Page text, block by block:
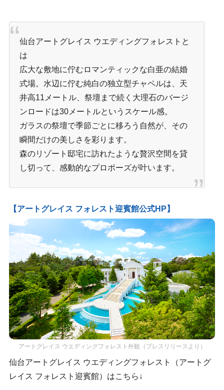
仙台アートグレイス ウエディングフォレストと
は
広大な敷地に佇むロマンティックな白亜の結婚
式場。水辺に佇む純白の独立型チャペルは、天
井高11メートル、祭壇まで続く大理石のバージ
ンロードは30メートルというスケール感。
ガラスの祭壇で季節ごとに移ろう自然が、その
瞬間だけの美しさを彩ります。
森のリゾート邸宅に訪れたような贅沢空間を貸
し切って、感動的なプロポーズが叶います。
【アートグレイス フォレスト迎賓館公式HP】
アートグレイス ウエディングフォレスト外観（プレスリリースより）
仙台アートグレイス ウエディングフォレスト（アートグ
レイス フォレスト迎賓館）はこちら↓